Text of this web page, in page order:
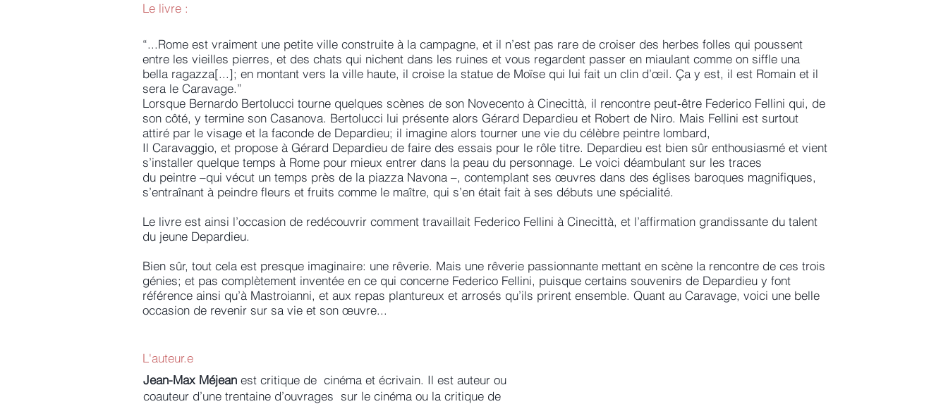
Le livre :
“...Rome est vraiment une petite ville construite à la campagne, et il n’est pas rare de croiser des herbes folles qui poussent
entre les vieilles pierres, et des chats qui nichent dans les ruines et vous regardent passer en miaulant comme on siffle una
bella ragazza[...]; en montant vers la ville haute, il croise la statue de Moïse qui lui fait un clin d’œil. Ça y est, il est Romain et il
sera le Caravage.”
Lorsque Bernardo Bertolucci tourne quelques scènes de son Novecento à Cinecittà, il rencontre peut-être Federico Fellini qui, de
son côté, y termine son Casanova. Bertolucci lui présente alors Gérard Depardieu et Robert de Niro. Mais Fellini est surtout
attiré par le visage et la faconde de Depardieu; il imagine alors tourner une vie du célèbre peintre lombard,
Il Caravaggio, et propose à Gérard Depardieu de faire des essais pour le rôle titre. Depardieu est bien sûr enthousiasmé et vient
s’installer quelque temps à Rome pour mieux entrer dans la peau du personnage. Le voici déambulant sur les traces
du peintre –qui vécut un temps près de la piazza Navona –, contemplant ses œuvres dans des églises baroques magnifiques,
s’entraînant à peindre fleurs et fruits comme le maître, qui s’en était fait à ses débuts une spécialité.
Le livre est ainsi l’occasion de redécouvrir comment travaillait Federico Fellini à Cinecittà, et l’affirmation grandissante du talent
du jeune Depardieu.
Bien sûr, tout cela est presque imaginaire: une rêverie. Mais une rêverie passionnante mettant en scène la rencontre de ces trois
génies; et pas complètement inventée en ce qui concerne Federico Fellini, puisque certains souvenirs de Depardieu y font
référence ainsi qu’à Mastroianni, et aux repas plantureux et arrosés qu’ils prirent ensemble. Quant au Caravage, voici une belle
occasion de revenir sur sa vie et son œuvre...
L'auteur.e
Jean-Max Méjean est critique de cinéma et écrivain. Il est auteur ou
coauteur d’une trentaine d’ouvrages sur le cinéma ou la critique de